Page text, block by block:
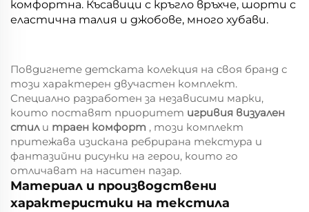
комфортна. Късавици с кръгло връхче, шорти с
еластична талия и джобове, много хубави.
Повдигнете детската колекция на своя бранд с
този характерен двучастен комплект.
Специално разработен за независими марки,
които поставят приоритет игривия визуален
стил и траен комфорт , този комплект
притежава изискана ребрирана текстура и
фантазийни рисунки на герои, които го
отличават на наситен пазар.
Материал и производствени
характеристики на текстила